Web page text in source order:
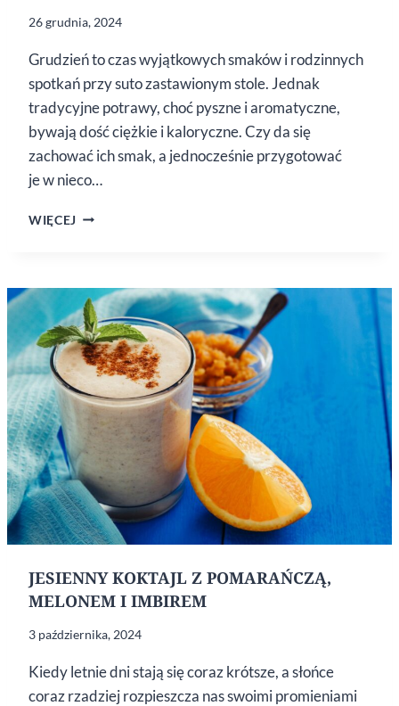
26 grudnia, 2024
Grudzień to czas wyjątkowych smaków i rodzinnych
spotkań przy suto zastawionym stole. Jednak
tradycyjne potrawy, choć pyszne i aromatyczne,
bywają dość ciężkie i kaloryczne. Czy da się
zachować ich smak, a jednocześnie przygotować
je w nieco…
WIĘCEJ KLASYCZNE
JESIENNY KOKTAJL Z POMARAŃCZĄ,
MELONEM I IMBIREM
3 października, 2024
Kiedy letnie dni stają się coraz krótsze, a słońce
coraz rzadziej rozpieszcza nas swoimi promieniami